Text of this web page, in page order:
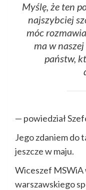
Myślę, że ten
najszybciej
móc
ma w
państw,
— powiedział
Jego zdaniem do
jeszcze w maju.
Wiceszef MSWiA
warszawskiego